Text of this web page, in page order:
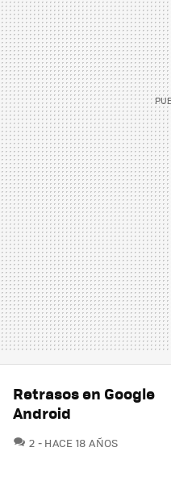
Retrasos en Google
Android
2 COMENTARIOS
HACE 18 AÑOS